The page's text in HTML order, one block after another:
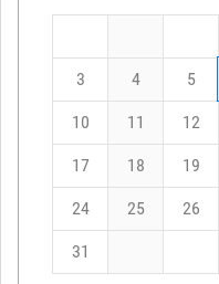
3 4 5
10 11 12
17 18 19
24 25 26
31